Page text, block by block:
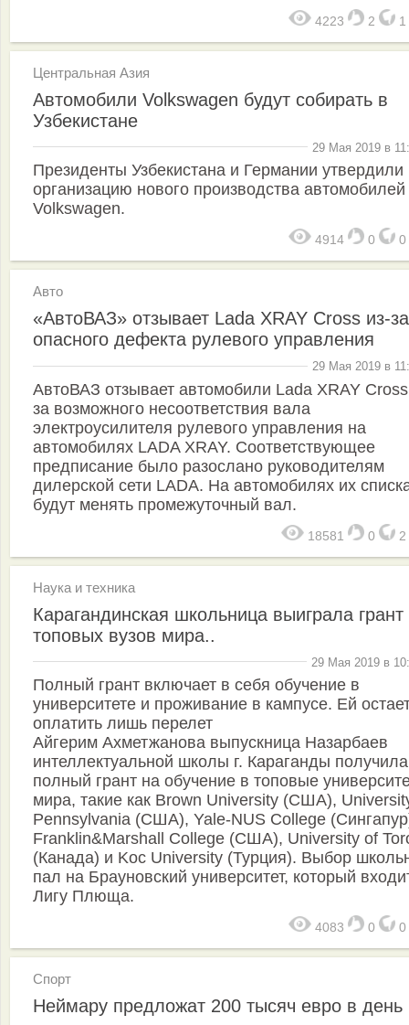
4223 2 1
Центральная Азия
Автомобили Volkswagen будут собирать в
Узбекистане
29 Мая 2019 в
Президенты Узбекистана и Германии утвердили
организацию нового производства автомобилей
Volkswagen.
4914 0 0
Авто
«АвтоВАЗ» отзывает Lada XRAY Cross из-за
опасного дефекта рулевого управления
29 Мая 2019 в
АвтоВАЗ отзывает автомобили Lada XRAY
за возможного несоответствия вала
электроусилителя рулевого управления на
автомобилях LADA XRAY. Соответствующее
предписание было разослано руководителям
дилерской сети LADA. На автомобилях их
будут менять промежуточный вал.
18581 0 2
Наука и техника
Карагандинская школьница выиграла грант
топовых вузов мира..
29 Мая 2019 в
Полный грант включает в себя обучение в
университете и проживание в кампусе. Ей
оплатить лишь перелет
Айгерим Ахметжанова выпускница Назарбаев
интеллектуальной школы г. Караганды получила
полный грант на обучение в топовые
мира, такие как Brown University (США),
Pennsylvania (США), Yale-NUS College
Franklin&Marshall College (США), University of
(Канада) и Koc University (Турция). Выбор
пал на Брауновский университет, который
Лигу Плюща.
4083 0 0
Спорт
Неймару предложат 200 тысяч евро в день